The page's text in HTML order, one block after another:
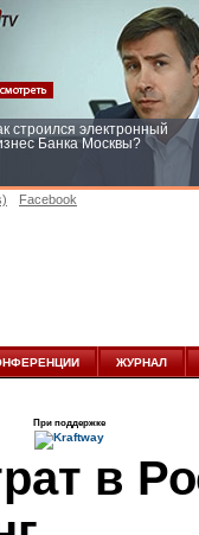
строился электронный
Банка Москвы?
Facebook
ЖУРНАЛ
При поддержке
в